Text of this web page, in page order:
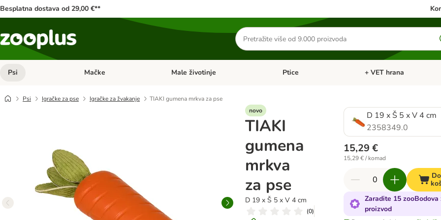
Besplatna dostava od 29,00 €**
Traži
proizvode
Psi Pregled kategorija: Psi
Mačke Pregled kategorija: Mačke
Male životinje Pregled kategorija: Male životinje
Ptice Pregled kategorija: Ptice
+ VET hrana
Psi Igračke za pse Igračke za žvakanje
TIAKI gumena mrkva za pse
novo
TIAKI
gumena
mrkva
za pse
D 19 x Š 5 x V 4 cm
(0)
D 19 x Š 5 x V 4 cm
2358349.0
15,29 €
15,29 € / komad
Zaradite 15 zooBodova
proizvod